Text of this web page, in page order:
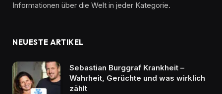
Informationen über die Welt in jeder Kategorie.
NEUESTE ARTIKEL
Sebastian Burggraf Krankheit –
Wahrheit, Gerüchte und was wirklich
zählt